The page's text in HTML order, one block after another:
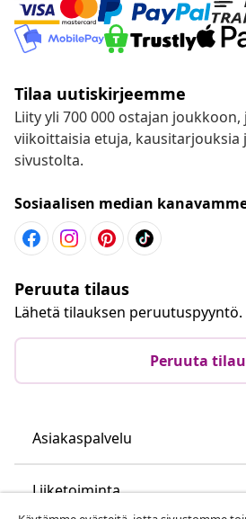
Tilaa uutiskirjeemme
Liity yli 700 000 ostajan
viikoittaisia etuja, kausitarjouksia
sivustolta.
Sosiaalisen median
Peruuta tilaus
Lähetä tilauksen peruutuspyyntö.
Peruuta
Asiakaspalvelu
Liiketoiminta